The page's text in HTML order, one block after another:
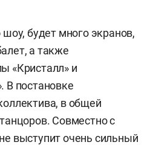
будет много экранов,
а также
«Кристалл» и
В постановке
в общей
Совместно с
выступит очень сильный